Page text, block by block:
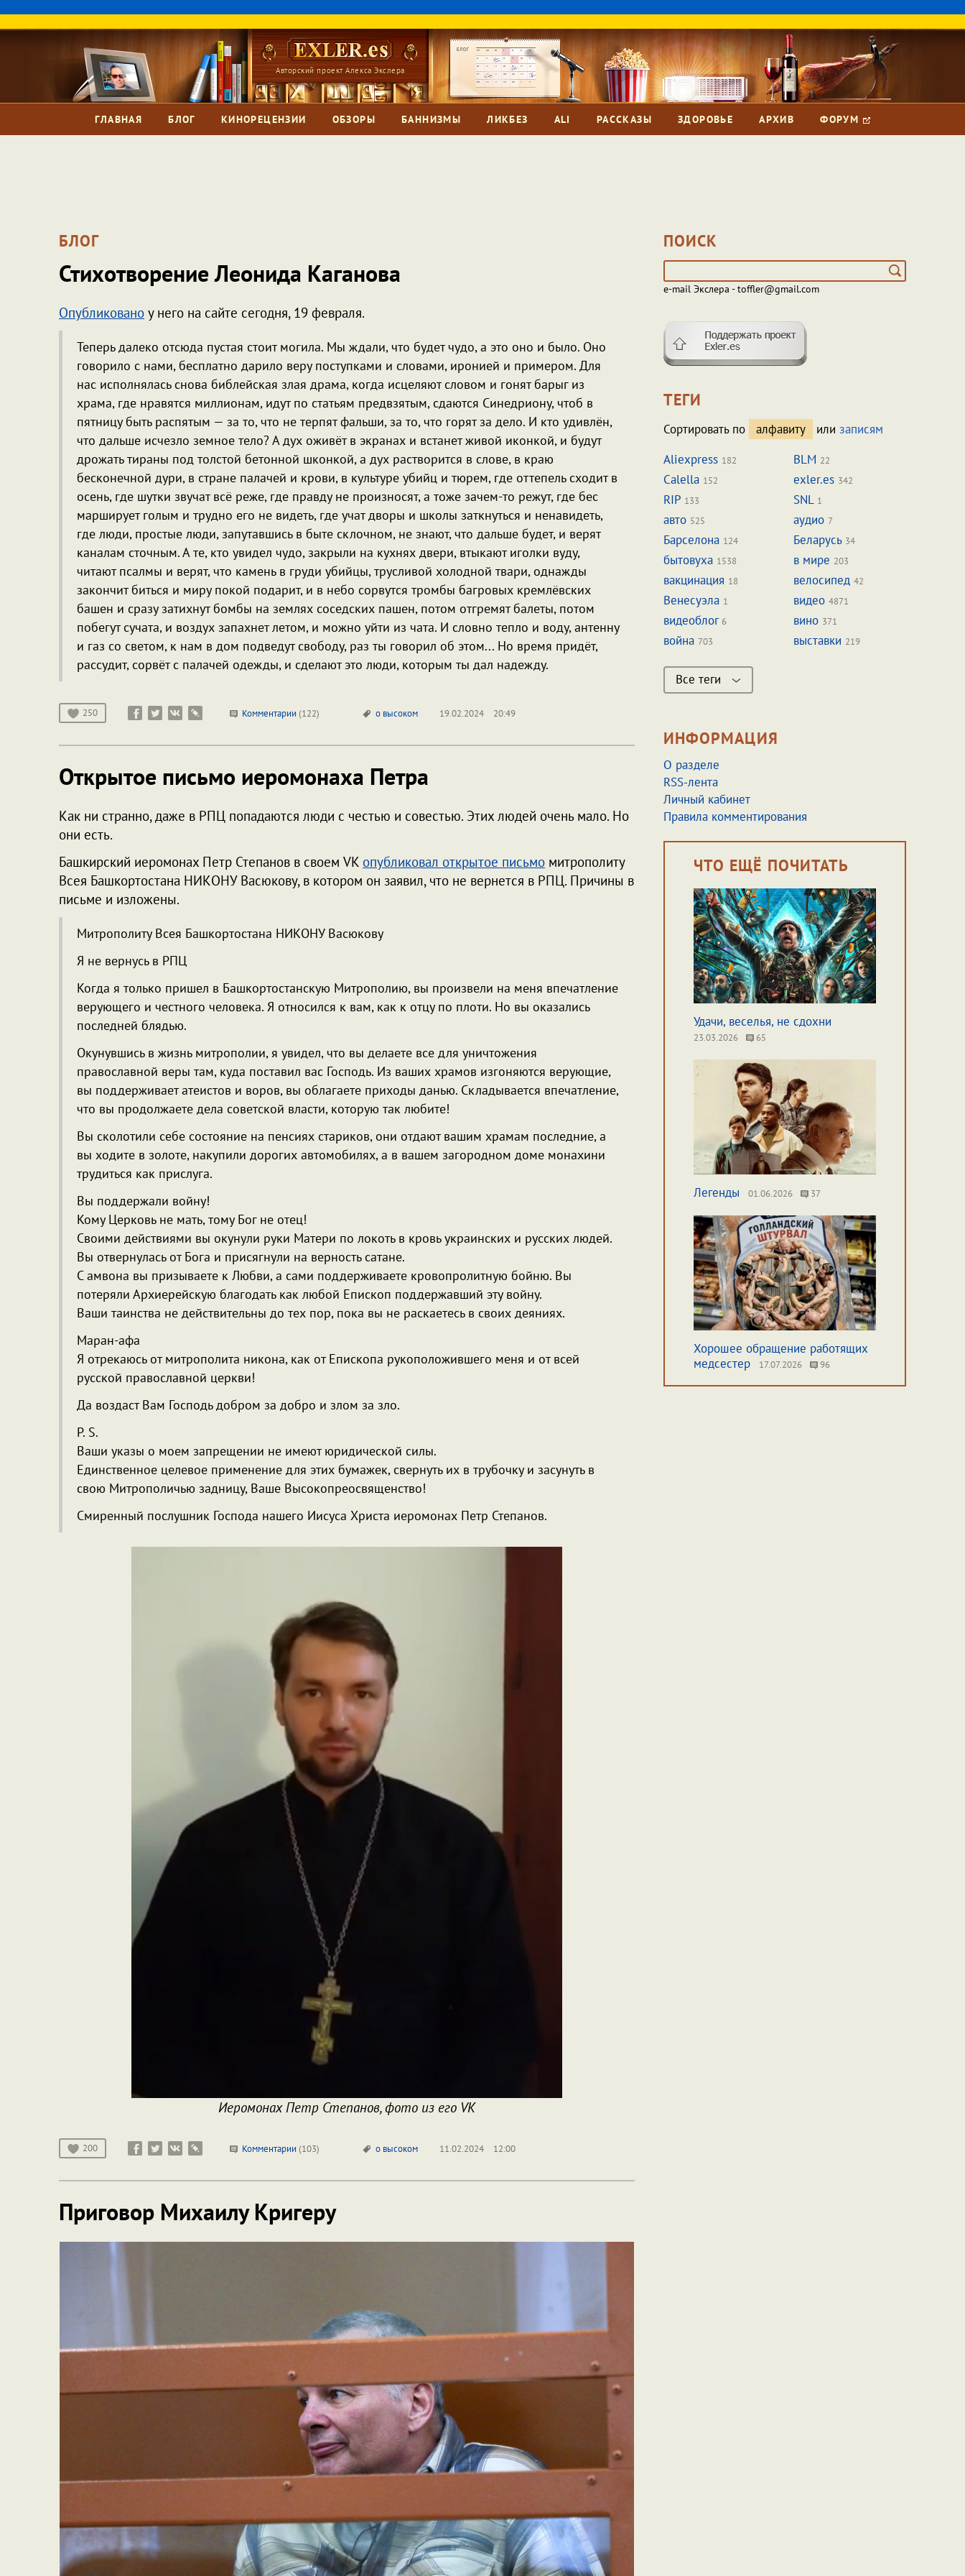
Авторский проект Алекса Экслера
ГЛАВНАЯ БЛОГ КИНОРЕЦЕНЗИИ ОБЗОРЫ БАННИЗМЫ ЛИКБЕЗ ALI РАССКАЗЫ ЗДОРОВЬЕ АРХИВ ФОРУМ
БЛОГ
Стихотворение Леонида Каганова
Опубликовано у него на сайте сегодня, 19 февраля.
Теперь далеко отсюда пустая стоит могила. Мы ждали, что будет чудо, а это оно и было. Оно
говорило с нами, бесплатно дарило веру поступками и словами, иронией и примером. Для
нас исполнялась снова библейская злая драма, когда исцеляют словом и гонят барыг из
храма, где нравятся миллионам, идут по статьям предвзятым, сдаются Синедриону, чтоб в
пятницу быть распятым — за то, что не терпят фальши, за то, что горят за дело. И кто удивлён,
что дальше исчезло земное тело? А дух оживёт в экранах и встанет живой иконкой, и будут
дрожать тираны под толстой бетонной шконкой, а дух растворится в слове, в краю
бесконечной дури, в стране палачей и крови, в культуре убийц и тюрем, где оттепель сходит в
осень, где шутки звучат всё реже, где правду не произносят, а тоже зачем-то режут, где бес
марширует голым и трудно его не видеть, где учат дворы и школы заткнуться и ненавидеть,
где люди, простые люди, запутавшись в быте склочном, не знают, что дальше будет, и верят
каналам сточным. А те, кто увидел чудо, закрыли на кухнях двери, втыкают иголки вуду,
читают псалмы и верят, что камень в груди убийцы, трусливой холодной твари, однажды
закончит биться и миру покой подарит, и в небо сорвутся тромбы багровых кремлёвских
башен и сразу затихнут бомбы на землях соседских пашен, потом отгремят балеты, потом
побегут сучата, и воздух запахнет летом, и можно уйти из чата. И словно тепло и воду, антенну
и газ со светом, к нам в дом подведут свободу, раз ты говорил об этом... Но время придёт,
рассудит, сорвёт с палачей одежды, и сделают это люди, которым ты дал надежду.
250 Комментарии (122) о высоком 19.02.2024 20:49
Открытое письмо иеромонаха Петра
Как ни странно, даже в РПЦ попадаются люди с честью и совестью. Этих людей очень мало. Но
они есть.
Башкирский иеромонах Петр Степанов в своем VK опубликовал открытое письмо митрополиту
Всея Башкортостана НИКОНУ Васюкову, в котором он заявил, что не вернется в РПЦ. Причины в
письме и изложены.
Митрополиту Всея Башкортостана НИКОНУ Васюкову
Я не вернусь в РПЦ
Когда я только пришел в Башкортостанскую Митрополию, вы произвели на меня впечатление
верующего и честного человека. Я относился к вам, как к отцу по плоти. Но вы оказались
последней блядью.
Окунувшись в жизнь митрополии, я увидел, что вы делаете все для уничтожения
православной веры там, куда поставил вас Господь. Из ваших храмов изгоняются верующие,
вы поддерживает атеистов и воров, вы облагаете приходы данью. Складывается впечатление,
что вы продолжаете дела советской власти, которую так любите!
Вы сколотили себе состояние на пенсиях стариков, они отдают вашим храмам последние, а
вы ходите в золоте, накупили дорогих автомобилях, а в вашем загородном доме монахини
трудиться как прислуга.
Вы поддержали войну!
Кому Церковь не мать, тому Бог не отец!
Своими действиями вы окунули руки Матери по локоть в кровь украинских и русских людей.
Вы отвернулась от Бога и присягнули на верность сатане.
С амвона вы призываете к Любви, а сами поддерживаете кровопролитную бойню. Вы
потеряли Архиерейскую благодать как любой Епископ поддержавший эту войну.
Ваши таинства не действительны до тех пор, пока вы не раскаетесь в своих деяниях.
Маран-афа
Я отрекаюсь от митрополита никона, как от Епископа рукоположившего меня и от всей
русской православной церкви!
Да воздаст Вам Господь добром за добро и злом за зло.
P. S.
Ваши указы о моем запрещении не имеют юридической силы.
Единственное целевое применение для этих бумажек, свернуть их в трубочку и засунуть в
свою Митрополичью задницу, Ваше Высокопреосвященство!
Смиренный послушник Господа нашего Иисуса Христа иеромонах Петр Степанов.
Иеромонах Петр Степанов, фото из его VK
200 Комментарии (103) о высоком 11.02.2024 12:00
Приговор Михаилу Кригеру
ПОИСК
e-mail Экслера - toffler@gmail.com
ТЕГИ
Сортировать по алфавиту или записям
Aliexpress 182 BLM 22
Calella 152 exler.es 342
RIP 133 SNL 1
авто 525 аудио 7
Барселона 124 Беларусь 34
бытовуха 1538 в мире 203
вакцинация 18 велосипед 42
Венесуэла 1 видео 4871
видеоблог 6 вино 371
война 703 выставки 219
Все теги
ИНФОРМАЦИЯ
О разделе
RSS-лента
Личный кабинет
Правила комментирования
ЧТО ЕЩЁ ПОЧИТАТЬ
Удачи, веселья, не сдохни
23.03.2026 65
Легенды 01.06.2026 37
Хорошее обращение работящих
медсестер
17.07.2026 96